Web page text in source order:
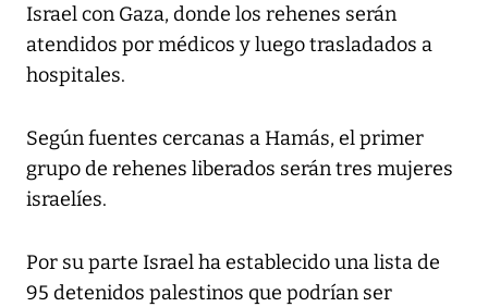
Israel con Gaza, donde los rehenes serán
atendidos por médicos y luego trasladados a
hospitales.
Según fuentes cercanas a Hamás, el primer
grupo de rehenes liberados serán tres mujeres
israelíes.
Por su parte Israel ha establecido una lista de
95 detenidos palestinos que podrían ser